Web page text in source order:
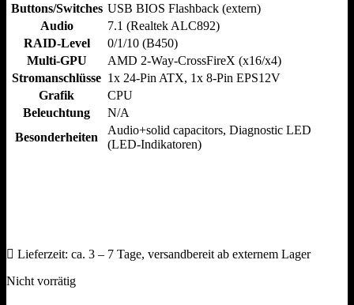
Buttons/Switches USB BIOS Flashback (extern)
Audio
7.1 (Realtek ALC892)
RAID-Level
0/​1/​10 (B450)
Multi-GPU
AMD 2-Way-CrossFireX (x16/​x4)
Stromanschlüsse 1x 24-Pin ATX, 1x 8-Pin EPS12V
Grafik
CPU
Beleuchtung
N/​A
Besonderheiten
Audio+solid capacitors, Diagnostic LED
(LED-Indikatoren)
Lieferzeit: ca. 3 – 7 Tage, versandbereit ab externem Lager
Nicht vorrätig